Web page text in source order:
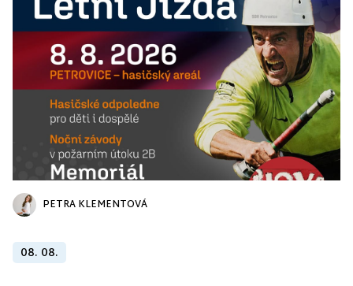
PETRA KLEMENTOVÁ
08. 08.